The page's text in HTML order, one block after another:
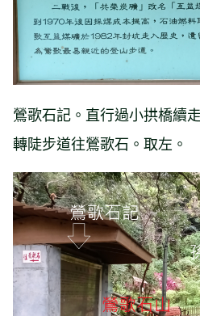
鶯歌石記。直行過小拱橋續
轉陡步道往鶯歌石。取左。